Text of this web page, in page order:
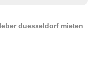
duesseldorf mieten